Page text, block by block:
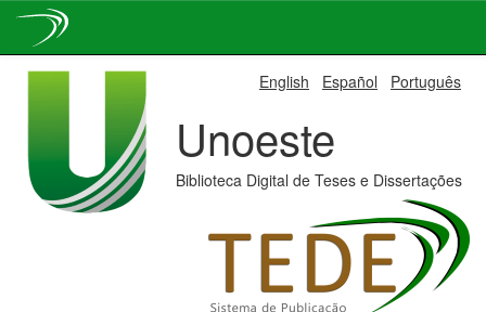
English Español Português
Unoeste
Biblioteca Digital de Teses e Dissertações